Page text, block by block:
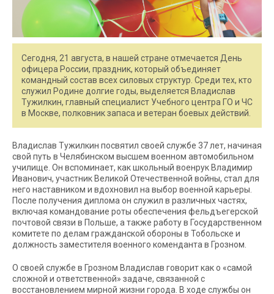
Сегодня, 21 августа, в нашей стране отмечается День
офицера России, праздник, который объединяет
командный состав всех силовых структур. Среди тех, кто
служил Родине долгие годы, выделяется Владислав
Тужилкин, главный специалист Учебного центра ГО и ЧС
в Москве, полковник запаса и ветеран боевых действий.
Владислав Тужилкин посвятил своей службе 37 лет, начиная
свой путь в Челябинском высшем военном автомобильном
училище. Он вспоминает, как школьный военрук Владимир
Иванович, участник Великой Отечественной войны, стал для
него наставником и вдохновил на выбор военной карьеры.
После получения диплома он служил в различных частях,
включая командование роты обеспечения фельдъегерской
почтовой связи в Польше, а также работу в Государственном
комитете по делам гражданской обороны в Тобольске и
должность заместителя военного коменданта в Грозном.
О своей службе в Грозном Владислав говорит как о «самой
сложной и ответственной» задаче, связанной с
восстановлением мирной жизни города. В ходе службы он